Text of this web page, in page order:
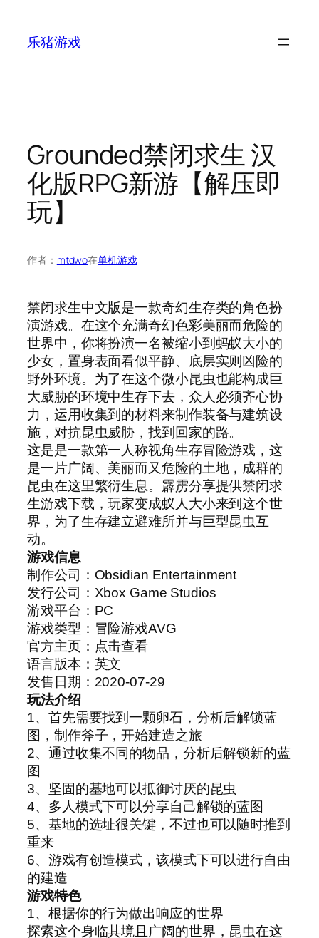
乐猪游戏
Grounded禁闭求生 汉
化版RPG新游【解压即
玩】
作者： mtdwo在单机游戏
禁闭求生中文版是一款奇幻生存类的角色扮
演游戏。在这个充满奇幻色彩美丽而危险的
世界中，你将扮演一名被缩小到蚂蚁大小的
少女，置身表面看似平静、底层实则凶险的
野外环境。为了在这个微小昆虫也能构成巨
大威胁的环境中生存下去，众人必须齐心协
力，运用收集到的材料来制作装备与建筑设
施，对抗昆虫威胁，找到回家的路。
这是是一款第一人称视角生存冒险游戏，这
是一片广阔、美丽而又危险的土地，成群的
昆虫在这里繁衍生息。霹雳分享提供禁闭求
生游戏下载，玩家变成蚁人大小来到这个世
界，为了生存建立避难所并与巨型昆虫互
动。
游戏信息
制作公司：Obsidian Entertainment
发行公司：Xbox Game Studios
游戏平台：PC
游戏类型：冒险游戏AVG
官方主页：点击查看
语言版本：英文
发售日期：2020-07-29
玩法介绍
1、首先需要找到一颗卵石，分析后解锁蓝
图，制作斧子，开始建造之旅
2、通过收集不同的物品，分析后解锁新的蓝
图
3、坚固的基地可以抵御讨厌的昆虫
4、多人模式下可以分享自己解锁的蓝图
5、基地的选址很关键，不过也可以随时推到
重来
6、游戏有创造模式，该模式下可以进行自由
的建造
游戏特色
1、根据你的行为做出响应的世界
探索这个身临其境且广阔的世界，昆虫在这